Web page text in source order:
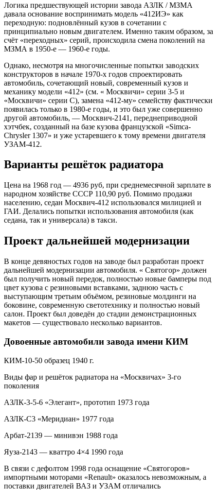
Логика предшествующей истории завода АЗЛК / МЗМА
давала основание воспринимать модель «412ИЭ» как
переходную: подновлённый кузов в сочетании с
принципиально новым двигателем. Именно таким образом, за
счёт «переходных» серий, происходила смена поколений на
МЗМА в 1950-е — 1960-е годы.
Однако, несмотря на многочисленные попытки заводских
конструкторов в начале 1970-х годов спроектировать
автомобиль, сочетающий новый, современный кузов и
механику модели «412» (см. « Москвичи» серии 3-5 и
«Москвичи» серии С), замена «412-му» семейству фактически
появилась только в 1980-е годы, и это был уже совершенно
другой автомобиль, — Москвич-2141, переднеприводной
хэтчбек, созданный на базе кузова французской «Simca-
Chrysler 1307» и уже устаревшего к тому времени двигателя
УЗАМ-412.
Варианты решёток радиатора
Цена на 1968 год — 4936 руб, при среднемесячной зарплате в
народном хозяйстве СССР 110,90 руб. Помимо продажи
населению, седан Москвич-412 использовался милицией и
ГАИ. Делались попытки использования автомобиля (как
седана, так и универсала) в такси.
Проект дальнейшей модернизации
В конце девяностых годов на заводе был разработан проект
дальнейшей модернизации автомобиля. « Святогор» должен
был получить новый передок, полностью новые бамперы под
цвет кузова с резиновыми вставками, заднюю часть с
выступающим третьим объёмом, резиновые молдинги на
боковине, современную светотехнику и полностью новый
салон. Проект был доведён до стадии демонстрационных
макетов — существовало несколько вариантов.
Довоенные автомобили завода имени КИМ
КИМ-10-50 образец 1940 г.
Виды фар и решёток радиатора на «Москвичах» 3-го
поколения
АЗЛК-3-5-6 «Элегант», прототип 1973 года
АЗЛК-C3 «Меридиан» 1977 года
Арбат-2139 — минивэн 1988 года
Яуза-2143 — кваттро 4×4 1990 года
В связи с дефолтом 1998 года оснащение «Святогоров»
импортными моторами «Renault» оказалось невозможным, а
поставки двигателей ВАЗ и УЗАМ отличались